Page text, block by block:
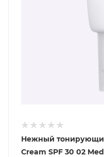
Нежный
Cream SPF 30 02